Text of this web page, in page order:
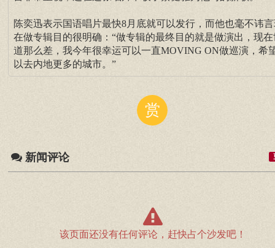
陈奕迅表示国语唱片最快8月底就可以发行，而他也毫不讳
在做专辑目的很明确：“做专辑的最终目的就是做演出，现在
道那么差，我今年很幸运可以一直MOVING ON做巡演，希
以去内地更多的城市。”
赏
新闻评论
该页面还没有任何评论，赶快占个沙发吧！